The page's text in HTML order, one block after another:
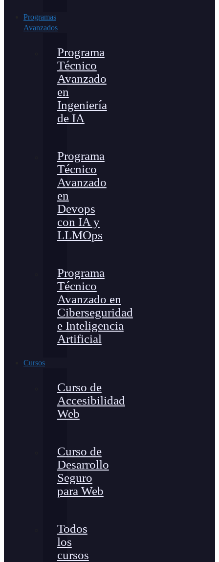
Programas
Avanzados
Programa
Técnico
Avanzado
en
Ingeniería
de IA
Programa
Técnico
Avanzado
en
Devops
con IA y
LLMOps
Programa
Técnico
Avanzado en
Ciberseguridad
e Inteligencia
Artificial
Cursos
Curso de
Accesibilidad
Web
Curso de
Desarrollo
Seguro
para Web
Todos
los
cursos